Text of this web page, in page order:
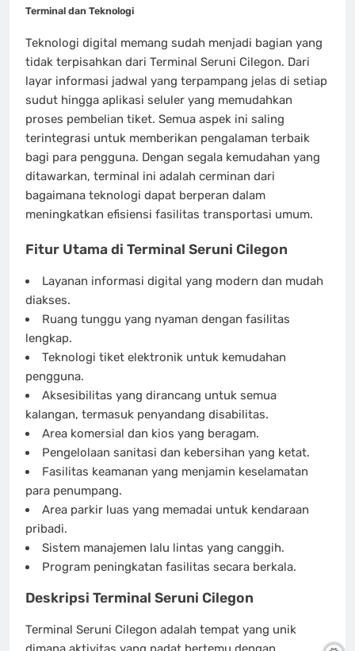
Terminal dan Teknologi
Teknologi digital memang sudah menjadi bagian yang
tidak terpisahkan dari Terminal Seruni Cilegon. Dari
layar informasi jadwal yang terpampang jelas di setiap
sudut hingga aplikasi seluler yang memudahkan
proses pembelian tiket. Semua aspek ini saling
terintegrasi untuk memberikan pengalaman terbaik
bagi para pengguna. Dengan segala kemudahan yang
ditawarkan, terminal ini adalah cerminan dari
bagaimana teknologi dapat berperan dalam
meningkatkan efisiensi fasilitas transportasi umum.
Fitur Utama di Terminal Seruni Cilegon
Layanan informasi digital yang modern dan mudah
diakses.
Ruang tunggu yang nyaman dengan fasilitas
lengkap.
Teknologi tiket elektronik untuk kemudahan
pengguna.
Aksesibilitas yang dirancang untuk semua
kalangan, termasuk penyandang disabilitas.
Area komersial dan kios yang beragam.
Pengelolaan sanitasi dan kebersihan yang ketat.
Fasilitas keamanan yang menjamin keselamatan
para penumpang.
Area parkir luas yang memadai untuk kendaraan
pribadi.
Sistem manajemen lalu lintas yang canggih.
Program peningkatan fasilitas secara berkala.
Deskripsi Terminal Seruni Cilegon
Terminal Seruni Cilegon adalah tempat yang unik